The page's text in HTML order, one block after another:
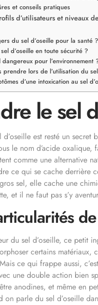
et conseils pratiques
d’utilisateurs et niveaux
du sel d’oseille pour la santé ?
d’oseille en toute sécurité ?
dangereux pour l’environnement
prendre lors de l’utilisation du
d’une intoxication au sel
le sel
est resté un
le nom d’acide
comme une alternative
ce qui se cache derrière
sel, elle cache une
et il ne faut pas s’y
du sel d’oseille, ce petit
certains
ce qui frappe aussi,
une double action bien
anodines, et même en
parle du sel d’oseille